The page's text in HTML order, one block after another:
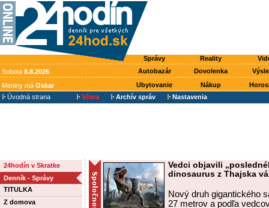
Správy Reality
Sobota 8.8.2026 Autobazár Dovolenka
Meniny má Oskar Ubytovanie Nákup
Úvodná strana
Včera Archív správ Nastavenia
24hodín v Skratke
Denník - Správy
TITULKA
Z domova
Vedci objavili
dinosaurus z Thajska
Nový druh gigantického
27 metrov a podľa